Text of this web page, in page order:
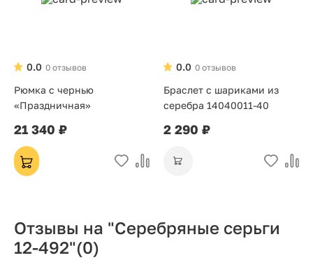
0 отзывов
0.0
Рюмка с чернью
«Праздничная»
21 340 ₽
0 отзывов
0.0
Браслет с шариками из
серебра 14040011-40
2 290 ₽
Отзывы на "Серебряные серьги
12-492"(0)